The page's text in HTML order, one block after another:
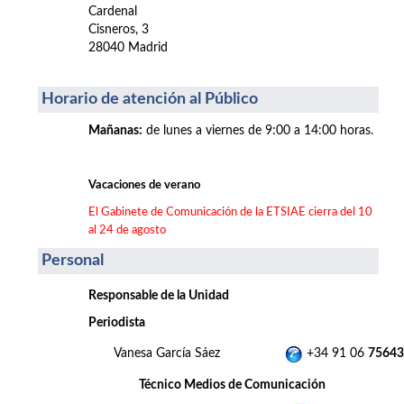
Cardenal
Cisneros, 3
28040 Madrid
Horario de atención al Público
Mañanas: de lunes a viernes de 9:00 a 14:00 horas.
Vacaciones de verano
El Gabinete de Comunicación de la ETSIAE cierra del 10
al 24 de agosto
Personal
Responsable de la Unidad
Periodista
Vanesa García Sáez +34 91 06 75643
Técnico Medios de Comunicación